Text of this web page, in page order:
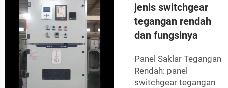
jenis switchgear
tegangan rendah
dan fungsinya
Panel Saklar Tegangan
Rendah: panel
switchgear tegangan